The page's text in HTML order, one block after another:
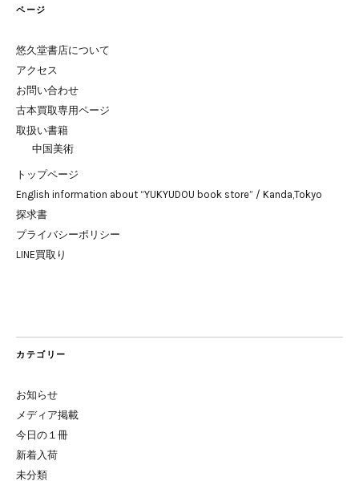
ページ
悠久堂書店について
アクセス
お問い合わせ
古本買取専用ページ
取扱い書籍
中国美術
トップページ
English information about “YUKYUDOU book store” / Kanda,Tokyo
探求書
プライバシーポリシー
LINE買取り
カテゴリー
お知らせ
メディア掲載
今日の１冊
新着入荷
未分類